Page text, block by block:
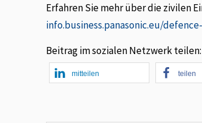
Erfahren Sie mehr über die zivilen
info.business.panasonic.eu/
Beitrag im sozialen Netzwerk teilen:
mitteilen teilen